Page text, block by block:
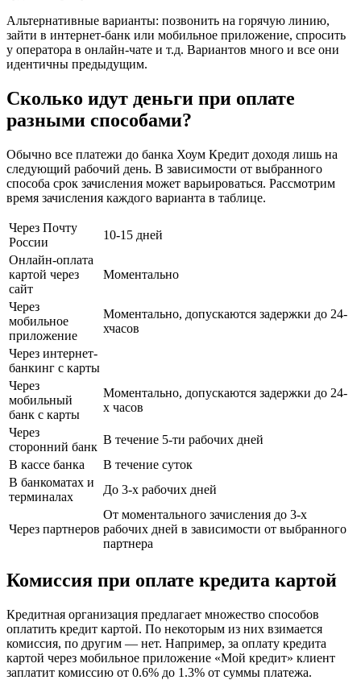
Альтернативные варианты: позвонить на горячую линию,
зайти в интернет-банк или мобильное приложение, спросить
у оператора в онлайн-чате и т.д. Вариантов много и все они
идентичны предыдущим.
Сколько идут деньги при оплате
разными способами?
Обычно все платежи до банка Хоум Кредит доходя лишь на
следующий рабочий день. В зависимости от выбранного
способа срок зачисления может варьироваться. Рассмотрим
время зачисления каждого варианта в таблице.
Через Почту
России
10-15 дней
Онлайн-оплата
картой через
сайт
Моментально
Через
мобильное
приложение
Моментально, допускаются задержки до 24-
хчасов
Через интернет-
банкинг с карты
Через
мобильный
банк с карты
Моментально, допускаются задержки до 24-
х часов
Через
сторонний банк
В течение 5-ти рабочих дней
В кассе банка
В течение суток
В банкоматах и
терминалах
До 3-х рабочих дней
Через партнеров
От моментального зачисления до 3-х
рабочих дней в зависимости от выбранного
партнера
Комиссия при оплате кредита картой
Кредитная организация предлагает множество способов
оплатить кредит картой. По некоторым из них взимается
комиссия, по другим — нет. Например, за оплату кредита
картой через мобильное приложение «Мой кредит» клиент
заплатит комиссию от 0.6% до 1.3% от суммы платежа.